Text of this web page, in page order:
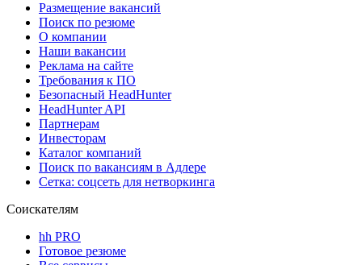
Размещение вакансий
Поиск по резюме
О компании
Наши вакансии
Реклама на сайте
Требования к ПО
Безопасный HeadHunter
HeadHunter API
Партнерам
Инвесторам
Каталог компаний
Поиск по вакансиям в Адлере
Сетка: соцсеть для нетворкинга
Соискателям
hh PRO
Готовое резюме